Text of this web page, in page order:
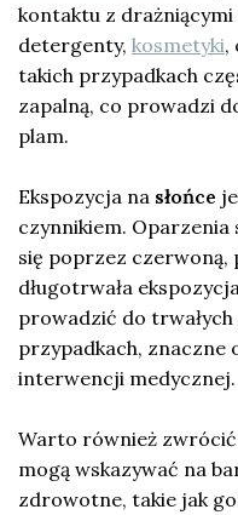
kontaktu z
detergenty, kosmetyki,
takich przypadkach
zapalną, co prowadzi
plam.
Ekspozycja na słońce
czynnikiem. Oparzenia
się poprzez czerwoną,
długotrwała
prowadzić do
przypadkach, znaczne
interwencji medycznej.
Warto również
mogą wskazywać na
zdrowotne, takie jak